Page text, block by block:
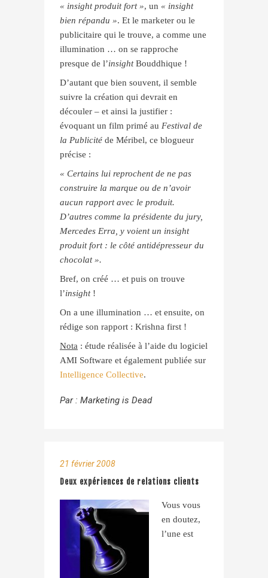
« insight produit fort », un « insight
bien répandu ». Et le marketer ou le
publicitaire qui le trouve, a comme une
illumination … on se rapproche
presque de l’insightBouddhique !
D’autant que bien souvent, il semble
suivre la création qui devrait en
découler – et ainsi la justifier :
évoquant un film primé au Festival de
la Publicité de Méribel, ce blogueur
précise :
« Certains lui reprochent de ne pas
construire la marque ou de n’avoir
aucun rapport avec le produit.
D’autres comme la présidente du jury,
Mercedes Erra, y voient un insight
produit fort : le côté antidépresseur du
chocolat ».
Bref, on créé … et puis on trouve
l’insight!
On a une illumination … et ensuite, on
rédige son rapport : Krishna first !
Nota : étude réalisée à l’aide du logiciel
AMI Software et également publiée sur
Intelligence Collective.
Par : Marketing is Dead
21 février 2008
Deux expériences de relations clients
Vous vous
en doutez,
l’une est